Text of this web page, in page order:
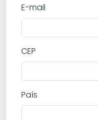
E-mail
CEP
País